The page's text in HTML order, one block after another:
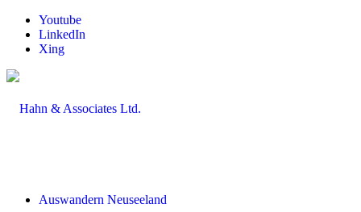
Youtube
LinkedIn
Xing
Auswandern Neuseeland